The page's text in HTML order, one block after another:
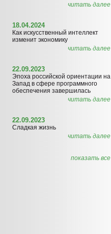
читать далее
18.04.2024
Как искусственный интеллект
изменит экономику
читать далее
22.09.2023
Эпоха российской ориентации на
Запад в сфере программного
обеспечения завершилась
читать далее
22.09.2023
Сладкая жизнь
читать далее
показать все